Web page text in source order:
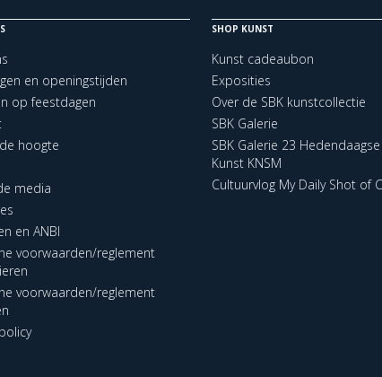
en openingstijden
op feestdagen
hoogte
media
en ANBI
voorwaarden/reglement
voorwaarden/reglement
SHOP KUNST
Kunst cadeaubon
Exposities
Over de SBK kunstcollectie
SBK Galerie
SBK Galerie 23
Kunst KNSM
Cultuurvlog My Daily Shot of